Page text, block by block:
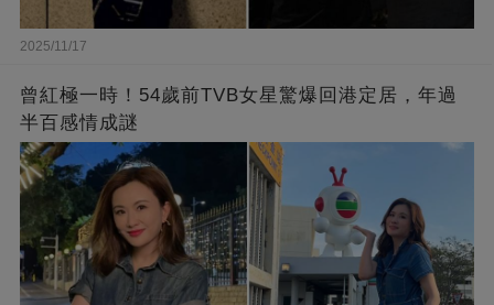
2025/11/17
曾紅極一時！54歲前TVB女星驚爆回港定居，年過
半百感情成謎